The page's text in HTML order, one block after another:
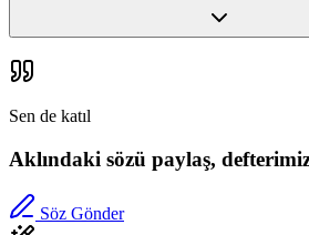
Sen de katıl
Aklındaki sözü paylaş,
Söz Gönder